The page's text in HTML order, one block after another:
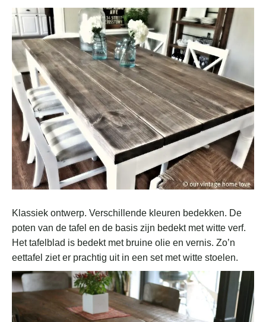
Klassiek ontwerp. Verschillende kleuren bedekken. De
poten van de tafel en de basis zijn bedekt met witte verf.
Het tafelblad is bedekt met bruine olie en vernis. Zo’n
eettafel ziet er prachtig uit in een set met witte stoelen.